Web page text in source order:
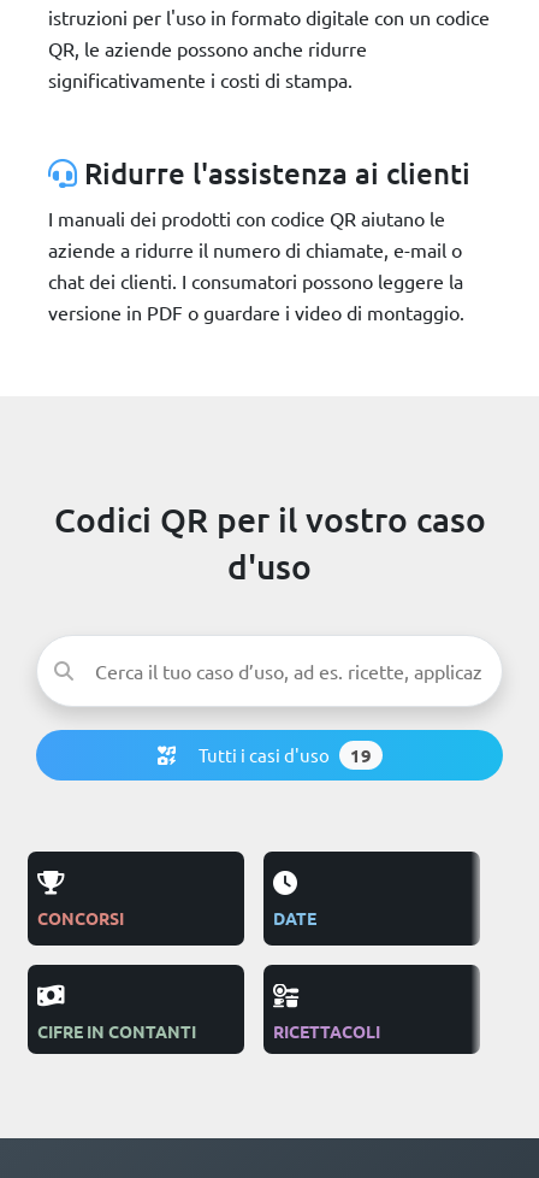
istruzioni per l'uso in formato digitale con un codice
QR, le aziende possono anche ridurre
significativamente i costi di stampa.
Ridurre l'assistenza ai clienti
I manuali dei prodotti con codice QR aiutano le
aziende a ridurre il numero di chiamate, e-mail o
chat dei clienti. I consumatori possono leggere la
versione in PDF o guardare i video di montaggio.
Codici QR per il vostro caso
d'uso
Tutti i casi d'uso 19
CONCORSI
CIFRE IN CONTANTI
DATE
RICETTACOLI